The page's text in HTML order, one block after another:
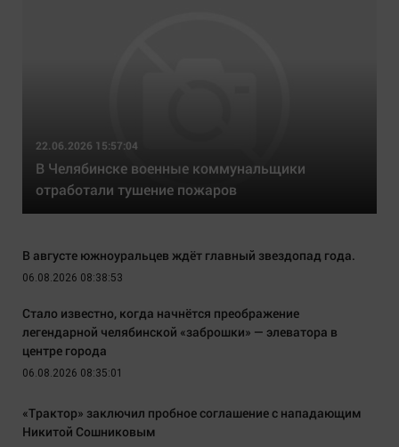
22.06.2026 15:57:04
В Челябинске военные коммунальщики
отработали тушение пожаров
В августе южноуральцев ждёт главный звездопад года.
06.08.2026 08:38:53
Стало известно, когда начнётся преображение
легендарной челябинской «заброшки» — элеватора в
центре города
06.08.2026 08:35:01
«Трактор» заключил пробное соглашение с нападающим
Никитой Сошниковым